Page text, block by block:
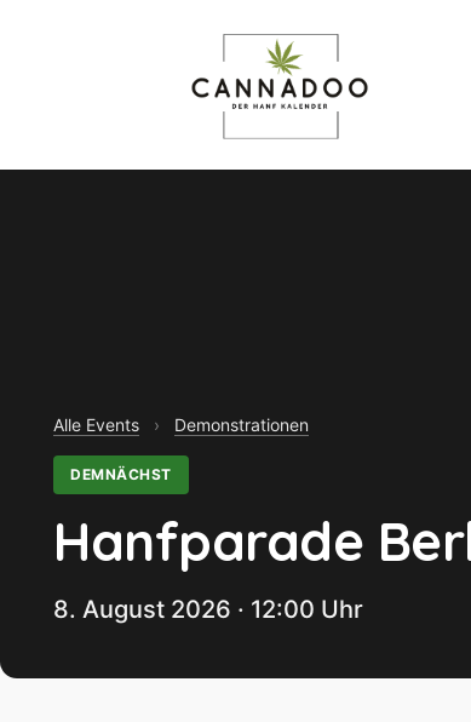
Alle Events › Demonstrationen
DEMNÄCHST
Hanfparade
8. August 2026 · 12:00 Uhr